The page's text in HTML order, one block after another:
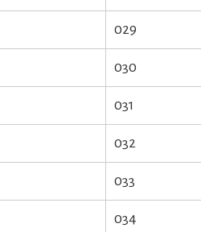
029
030
031
032
033
034